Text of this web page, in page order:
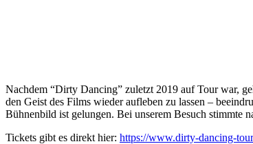
Nachdem “Dirty Dancing” zuletzt 2019 auf Tour war,
den Geist des Films wieder aufleben zu lassen –
Bühnenbild ist gelungen. Bei unserem Besuch stimmte
Tickets gibt es direkt hier: https://www.dirty-dancing-